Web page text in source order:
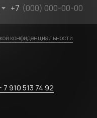
конфиденциальности
7 910 513 74 92
+7